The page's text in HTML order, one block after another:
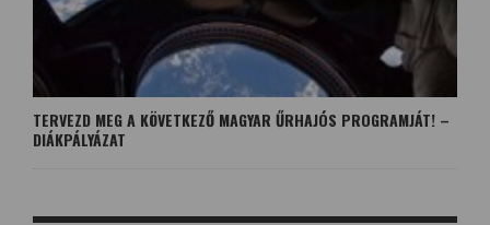
TERVEZD MEG A KÖVETKEZŐ MAGYAR ŰRHAJÓS PROGRAMJÁT! –
DIÁKPÁLYÁZAT